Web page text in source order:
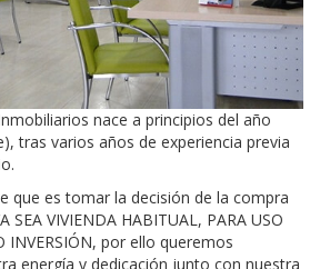
nace a principios del año
tras varios años de experiencia previa
que es tomar la decisión de la compra
SEA VIVIENDA HABITUAL, PARA USO
INVERSIÓN, por ello queremos
energía y dedicación junto con nuestra